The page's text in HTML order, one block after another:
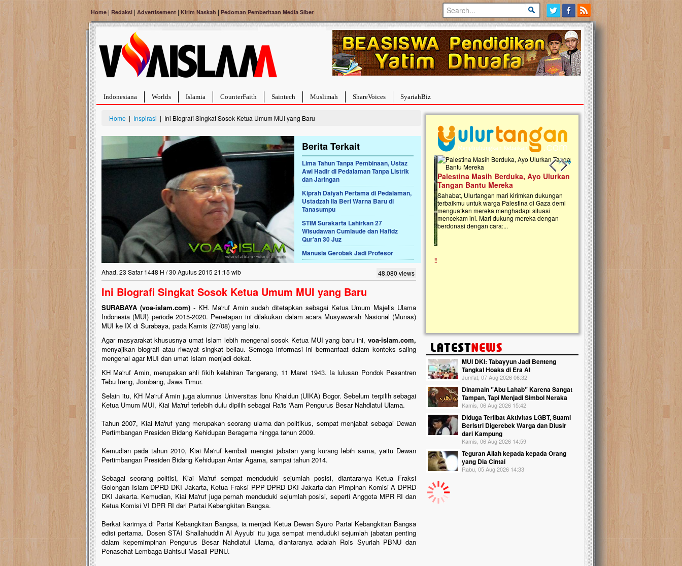
Home | Redaksi | Advertisement | Kirim Naskah | Pedoman Pemberitaan Media Siber
Indonesiana Worlds Islamia CounterFaith Saintech Muslimah ShareVoices SyariahBiz
Home | Inspirasi | Ini Biografi Singkat Sosok Ketua Umum MUI yang Baru
Berita Terkait
Lima Tahun Tanpa Pembinaan, Ustaz
Awi Hadir di Pedalaman Tanpa Listrik
dan Jaringan
Kiprah Daiyah Pertama di Pedalaman,
Ustadzah Ila Beri Warna Baru di
Tanasumpu
STIM Surakarta Lahirkan 27
Wisudawan Cumlaude dan Hafidz
Qur’an 30 Juz
Manusia Gerobak Jadi Profesor
Ahad, 23 Safar 1448 H / 30 Agutus 2015 21:15 wib 48.080 views
Ini Biografi Singkat Sosok Ketua Umum MUI yang Baru
SURABAYA (voa-islam.com)- KH. Ma'ruf Amin sudah ditetapkan sebagai Ketua Umum Majelis Ulama
Indonesia (MUI) periode 2015-2020. Penetapan ini dilakukan dalam acara Musyawarah Nasional (Munas)
MUI ke IX di Surabaya, pada Kamis (27/08) yang lalu.
Agar masyarakat khususnya umat Islam lebih mengenal sosok Ketua MUI yang baru ini, voa-islam.com,
menyajikan biografi atau riwayat singkat beliau. Semoga informasi ini bermanfaat dalam konteks saling
mengenal agar MUI dan umat Islam menjadi dekat.
KH Ma'ruf Amin, merupakan ahli fikih kelahiran Tangerang, 11 Maret 1943. Ia lulusan Pondok Pesantren
Tebu Ireng, Jombang, Jawa Timur.
Selain itu, KH Ma'ruf Amin juga alumnus Universitas Ibnu Khaldun (UIKA) Bogor. Sebelum terpilih sebagai
Ketua Umum MUI, Kiai Ma'ruf terlebih dulu dipilih sebagai Ra'is 'Aam Pengurus Besar Nahdlatul Ulama.
Tahun 2007, Kiai Ma'ruf yang merupakan seorang ulama dan politikus, sempat menjabat sebagai Dewan
Pertimbangan Presiden Bidang Kehidupan Beragama hingga tahun 2009.
Kemudian pada tahun 2010, Kiai Ma'ruf kembali mengisi jabatan yang kurang lebih sama, yaitu Dewan
Pertimbangan Presiden Bidang Kehidupan Antar Agama, sampai tahun 2014.
Sebagai seorang politisi, Kiai Ma'ruf sempat menduduki sejumlah posisi, diantaranya Ketua Fraksi
Golongan Islam DPRD DKI Jakarta, Ketua Fraksi PPP DPRD DKI Jakarta dan Pimpinan Komisi A DPRD
DKI Jakarta. Kemudian, Kiai Ma'ruf juga pernah menduduki sejumlah posisi, seperti Anggota MPR RI dan
Ketua Komisi VI DPR RI dari Partai Kebangkitan Bangsa.
Berkat karirnya di Partai Kebangkitan Bangsa, ia menjadi Ketua Dewan Syuro Partai Kebangkitan Bangsa
edisi pertama. Dosen STAI Shallahuddin Al Ayyubi itu juga sempat menduduki sejumlah jabatan penting
dalam kepemimpinan Pengurus Besar Nahdlatul Ulama, diantaranya adalah Rois Syuriah PBNU dan
Penasehat Lembaga Bahtsul Masail PBNU.
Previous slide
Next slide
Bantu Naura, Balita Hebat Sembuh Dari
Tumor Pembuluh Darah
Hidup Naura Salsabila dipenuhi dengan
rintangan yang sangat berat. Meskipun baru
berusia sepuluh bulan, bayi yang imut ini harus
menghadapi penyakit yang dahsyat, yaitu tumor
pembuluh darah berukuran...
Lima Tahun Mangkrak, Masjid di
Pelosok ini Mengenaskan. Ayo Bantu.!!
Nasib masjid di Kampung Cilumbu ini sungguh
mengenaskan. Lima tahun mangkrak, kini nyaris
berlumut, dan menghitam terpapar panas dan
hujan....
Palestina Masih Berduka, Ayo Ulurkan
Tangan Bantu Mereka
Sahabat, Ulurtangan mari kirimkan dukungan
terbaikmu untuk warga Palestina di Gaza demi
menguatkan mereka menghadapi situasi
mencekam ini. Mari dukung mereka dengan
berdonasi dengan cara:...
Open Donasi Wakaf
Rumah Qur'an & TK Islam
Najjah di Jonggol
Saat ini, Ulurtangan bersama Yayasan
Najjahtul Islam Jonggol sedang merintis
pembangunan Rumah Qur’an dan
kanak Islam Terpadu (TKIT) An Najjah
Gedung Majelis Taklim di Jonggol,...
MUI DKI: Tabayyun Jadi Benteng
Tangkal Hoaks di Era AI
Jum'at, 07 Aug 2026 06:32
Dinamain ''Abu Lahab'' Karena Sangat
Tampan, Tapi Menjadi Simbol Neraka
Kamis, 06 Aug 2026 15:42
Diduga Terlibat Aktivitas LGBT, Suami
Beristri Digerebek Warga dan Diusir
dari Kampung
Kamis, 06 Aug 2026 14:59
Teguran Allah kepada kepada Orang
yang Dia Cintai
Rabu, 05 Aug 2026 14:33